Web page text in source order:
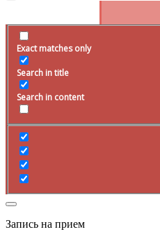
Exact matches only
Search in title
Search in content
Запись на прием